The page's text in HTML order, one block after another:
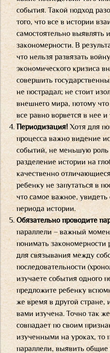
события. Такой подход
того, что все в истории
самостоятельно выявлять
закономерности. В
что нельзя развязать
экономического кризиса
совершить
не пострадал; не стоит
внешнего мира, потому
все равно ворвется в нее и
Периодизация!Хотя для
процесса важно видение
событий, не меньшую роль
разделение истории на
качественно
ребенку не запутаться в
что самое важное, увидеть
периода истории.
Обязательно проводите
параллели – важный
понимать закономерности
для связывания между
последовательности
изучаете события одного
предложите ребенку
же время в другой стране,
вами изучена. Точно так
совпадает по своим
изученными на уроках, то
параллели, выявить общие